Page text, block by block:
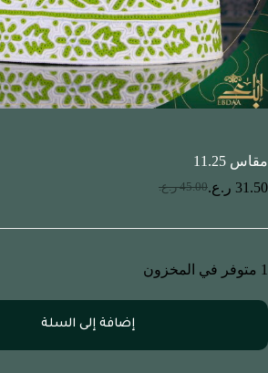
مقاس 11.25
45.00 ر.ع. 31.50 ر.ع.
1 متوفر في المخزون
إضافة إلى السلة